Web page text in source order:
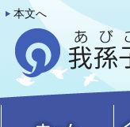
本文へ